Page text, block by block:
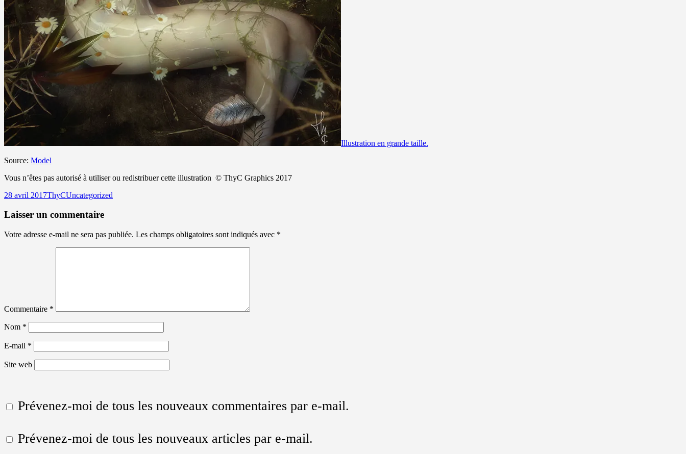
Illustration en grande taille.
Source: Model
Vous n’êtes pas autorisé à utiliser ou redistribuer cette illustration © ThyC Graphics 2017
Publié
28 avril 2017Auteur
ThyCCatégories
Uncategorized
Laisser un commentaire
Votre adresse e-mail ne sera pas publiée. Les champs obligatoires sont indiqués avec *
Commentaire *
Nom *
E-mail *
Site web
Prévenez-moi de tous les nouveaux commentaires par e-mail.
Prévenez-moi de tous les nouveaux articles par e-mail.